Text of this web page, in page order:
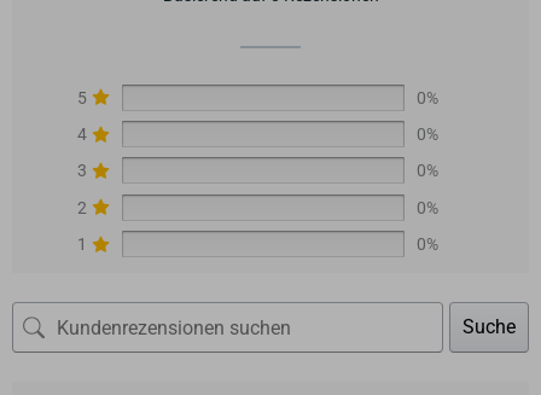
5
0%
4
0%
3
0%
2
0%
1
0%
Suche